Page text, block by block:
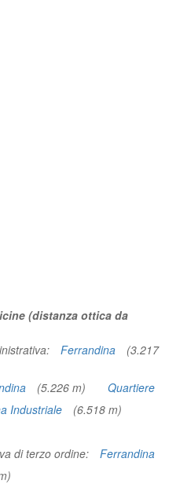
(distanza ottica da
Ferrandina
(3.217
(5.226 m)
Quartiere
Industriale
(6.518 m)
di terzo ordine:
Ferrandina